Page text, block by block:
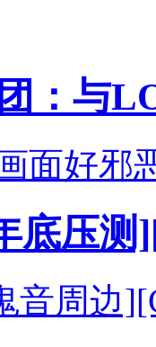
：与
面好邪
底压测]
音周边]